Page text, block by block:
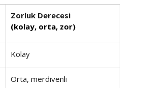
Zorluk Derecesi
(kolay, orta, zor)
Kolay
Orta, merdivenli